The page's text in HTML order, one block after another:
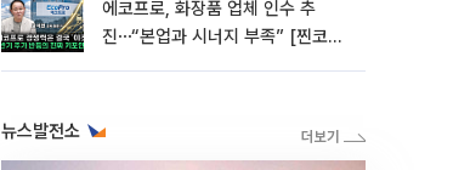
에코프로, 화장품 업체 인수 추
진⋯“본업과 시너지 부족” [찐코노
뉴스발전소